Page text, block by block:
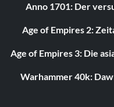
Die Freude ist ganz
Anno 1701: Der
Age of Empires 2:
Age of Empires 3: Die
Warhammer 40k: